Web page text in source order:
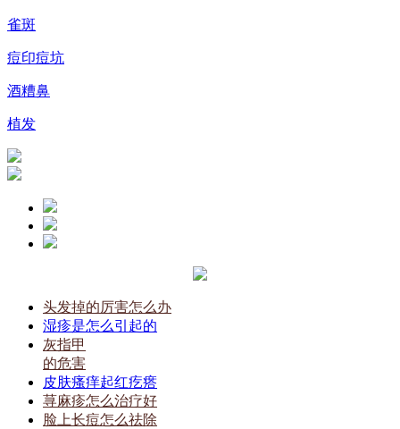
雀斑
痘印痘坑
酒糟鼻
植发
头发掉的厉害怎么办
湿疹是怎么引起的
灰指甲
的危害
皮肤瘙痒起红疙瘩
荨麻疹怎么治疗好
脸上长痘怎么祛除